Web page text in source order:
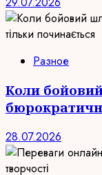
Разное
Коли
28.07.2026